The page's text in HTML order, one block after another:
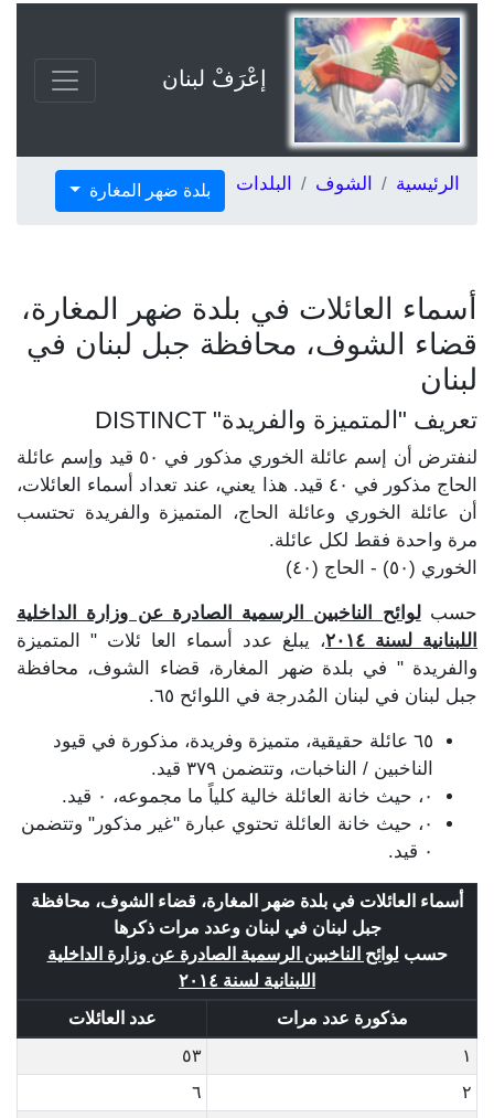
إعْرَفْ لبنان
الرئيسية الشوف البلدات بلدة ضهر المغارة
أسماء العائلات في بلدة ضهر المغارة،
قضاء الشوف، محافظة جبل لبنان في
لبنان
تعريف "المتميزة والفريدة" DISTINCT
لنفترض أن إسم عائلة الخوري مذكور في ٥٠ قيد وإسم عائلة
الحاج مذكور في ٤٠ قيد. هذا يعني، عند تعداد أسماء العائلات،
أن عائلة الخوري وعائلة الحاج، المتميزة والفريدة تحتسب
مرة واحدة فقط لكل عائلة.
الخوري (٥٠) - الحاج (٤٠)
حسبلوائح الناخبين الرسمية الصادرة عن وزارة الداخلية
اللبنانية لسنة ٢٠١٤
، يبلغ عدد أسماء العا ئلات " المتميزة
والفريدة " في بلدة ضهر المغارة، قضاء الشوف، محافظة
جبل لبنان في لبنان المُدرجة في اللوائح ٦٥.
٦٥ عائلة حقيقية، متميزة وفريدة، مذكورة في قيود
الناخبين / الناخبات، وتتضمن ٣٧٩ قيد.
٠، حيث خانة العائلة خالية كلياً ما مجموعه، ٠ قيد.
٠، حيث خانة العائلة تحتوي عبارة "غير مذكور" وتتضمن
٠ قيد.
أسماء العائلات في بلدة ضهر المغارة، قضاء الشوف، محافظة
جبل لبنان في لبنان وعدد مرات ذكرها
حسب لوائح الناخبين الرسمية الصادرة عن وزارة الداخلية
اللبنانية لسنة ٢٠١٤
مذكورة عدد مرات
عدد العائلات
١
٥٣
٢
٦